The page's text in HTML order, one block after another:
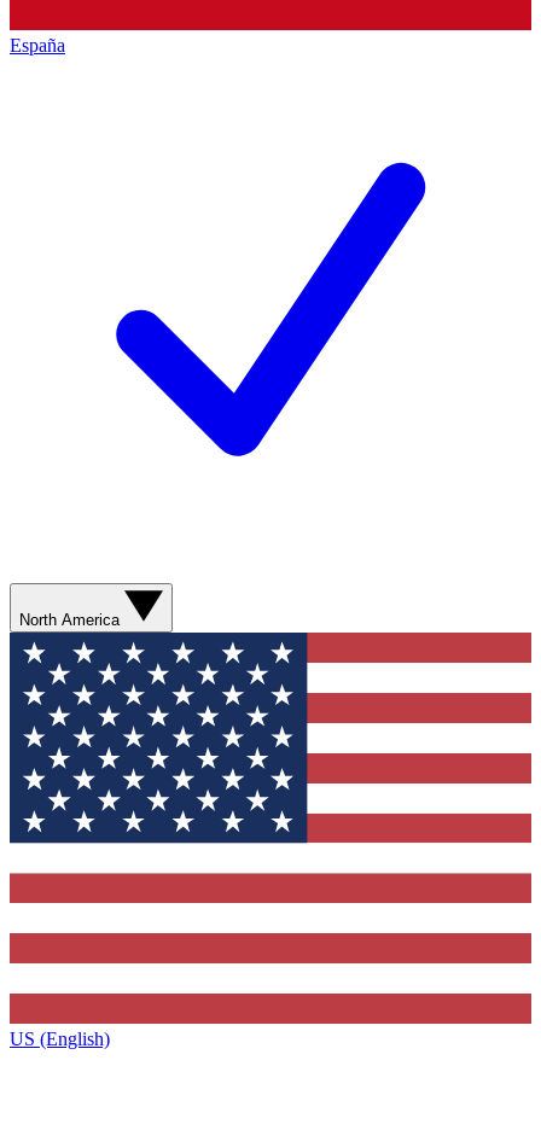
España
North America
US (English)